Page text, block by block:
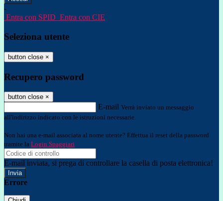
-
Entra con SPID Entra con CIE
Seleziona utente
button close ×
Recupero password
button close ×
E-mail Verrà inviato un messaggio
all'indirizzo indicato con le istruzioni necessarie.
Non hai una e-mail associata al nome utente? Effettua il reset della password
tramite la Login Spaggiari
E-mail inviata, si prega di controllare la casella di posta elettronica!
Errore